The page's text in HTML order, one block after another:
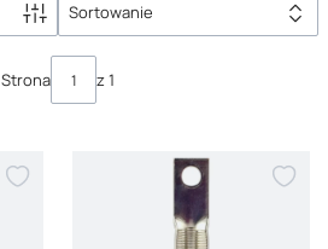
Sortowanie
Strona z 1